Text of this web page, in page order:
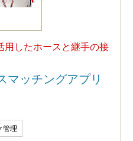
用したホースと継手の接
マッチングアプリ
管理